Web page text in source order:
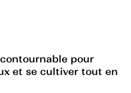
pour
et se cultiver tout en